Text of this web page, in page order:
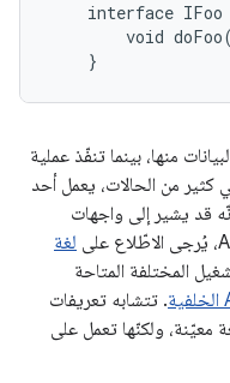
interface IFoo
void doFoo(
}
منها، بينما تنفّذ عملية
كثير من الحالات، يعمل أحد
قد يشير إلى واجهات
لغة
المختلفة المتاحة
. تتشابه تعريفات
معيّنة، ولكنّها تعمل على